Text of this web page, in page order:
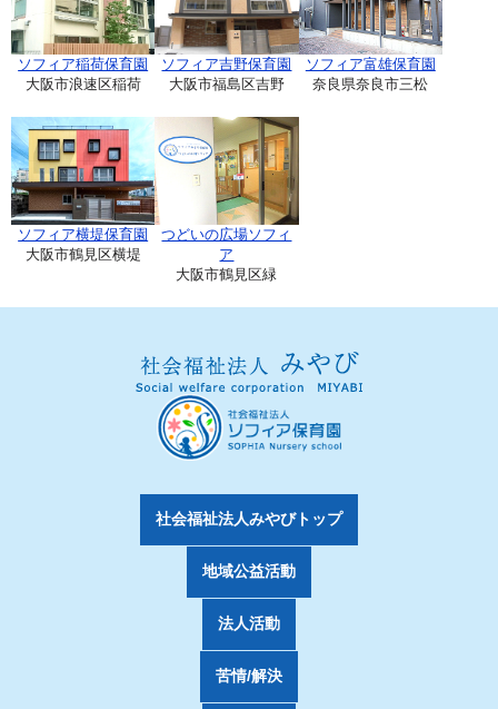
ソフィア稲荷保育園
大阪市浪速区稲荷
ソフィア吉野保育園
大阪市福島区吉野
ソフィア富雄保育園
奈良県奈良市三松
ソフィア横堤保育園
大阪市鶴見区横堤
つどいの広場ソフィ
ア
大阪市鶴見区緑
社会福祉法人みやびトップ
地域公益活動
法人活動
苦情/解決